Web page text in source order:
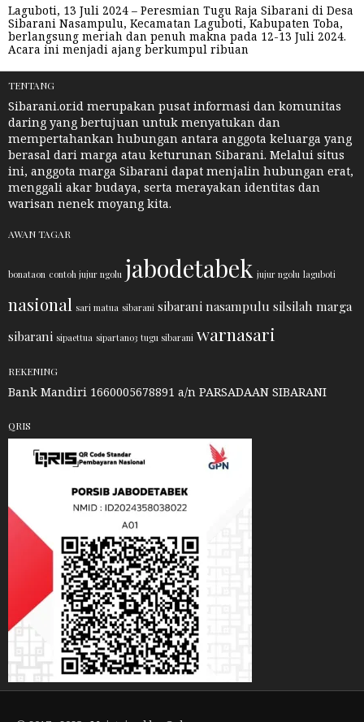
Laguboti, 13 Juli 2024 – Peresmian Tugu Raja Sibarani di Desa
Sibarani Nasampulu, Kecamatan Laguboti, Kabupaten Toba,
berlangsung meriah dan penuh makna pada 12-13 Juli 2024.
Acara ini menjadi ajang berkumpul ribuan
TENTANG
Sibarani.or.id merupakan pusat informasi dan komunitas
daring yang bertujuan untuk menyatukan dan
mempertahankan hubungan antara anggota keluarga yang
berasal dari marga atau keturunan Sibarani. Melalui situs
ini, anggota marga Sibarani dapat menjalin hubungan erat,
menggali akar budaya, serta merayakan identitas dan
warisan nenek moyang kita.
AWAN TAGAR
bonataon contoh jujur ngolu jabodetabek jujur ngolu laguboti
nasional sari matua sibarani sibarani nasampulu silsilah marga
sibarani sipaettua sipartano3 tugu sibarani warnasari
REKENING
Bank Mandiri 1660005678891 a/n PARSADAAN SIBARANI
QRIS